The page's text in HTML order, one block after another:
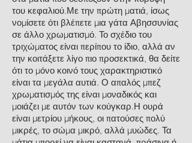
του κεφαλιού.Με την πρώτη ματιά, ίσως
νομίσετε ότι βλέπετε μια γάτα Αβησσυνίας
σε άλλο χρωματισμό. Το σχέδιο του
τριχώματος είναι περίπου το ίδιο, αλλά αν
την κοιτάξετε λίγο πιο προσεκτικά, θα δείτε
ότι το μόνο κοινό τους χαρακτηριστικό
είναι τα μεγάλα αυτιά. Ο απαλός μπεζ
χρωματισμός της είναι μοναδικός και
μοιάζει με αυτόν των κούγκαρ.Η ουρά
είναι μετρίου μήκους, οι πατούσες πολύ
μικρές, το σώμα μικρό, αλλά μυώδες. Τα